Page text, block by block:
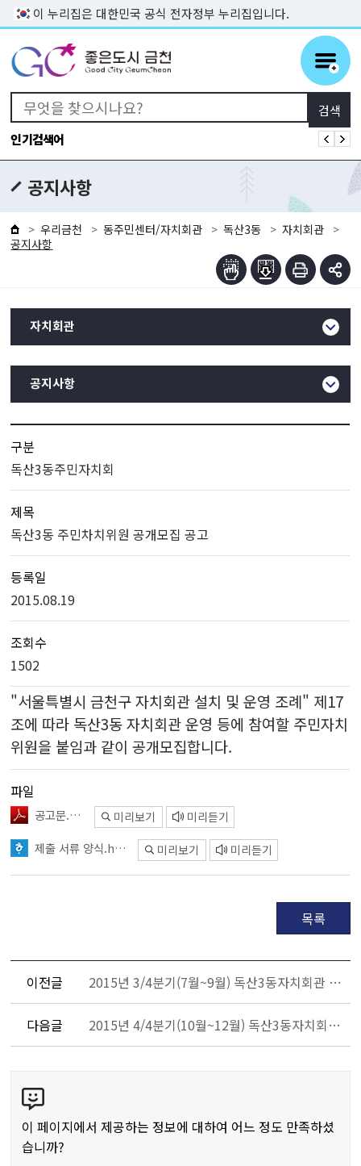
본문 바로가기
이 누리집은 대한민국 공식 전자정부 누리집입니다.
인기검색어
공지사항
우리금천 동주민센터/자치회관 독산3동
자치회관
공지사항
자치회관
공지사항
구분
독산3동주민자치회
제목
독산3동 주민차치위원 공개모집 공고
등록일
2015.08.19
조회수
1502
"서울특별시 금천구 자치회관 설치 및 운영 조례" 제17
조에 따라 독산3동 자치회관 운영 등에 참여할 주민자치
위원을 붙임과 같이 공개모집합니다.
파일
공고문.pdf 미리보기 미리듣기
제출 서류 양식.hwp 미리보기 미리듣기
목록
이전글 2015년 3/4분기(7월~9월) 독산3동자치회관 프로그램 수강생 모집 안내
다음글 2015년 4/4분기(10월~12월) 독산3동자치회관 프로그램 수강생 모집 안내
텐
츠
만
이 페이지에서 제공하는 정보에 대하여 어느 정도 만족하셨
습니까?